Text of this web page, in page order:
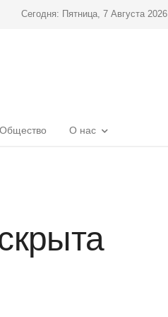
Сегодня: Пятница, 7 Августа 2026
Общество О нас